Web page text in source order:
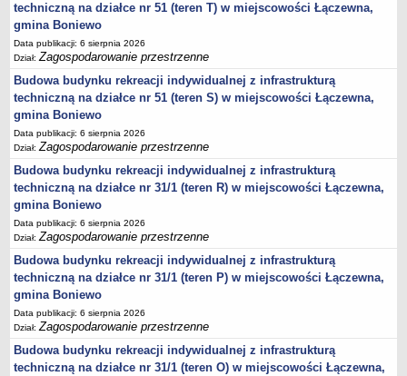
Plan postępowań o udzielenie zamówień w 2018 roku
Plan postępowań o udzielenie zamówień w 2017 roku
Dług publiczny, Pomoc publiczna
Realizacja inwestycji
przetargi
Konkursy
elektronizacja zamówień publicznych
zamówienia do 170 000 PLN
PRAWO LOKALNE
Statut
Uchwały
Projekty uchwał
Zarządzenia
Protokoły
Opłaty i podatki
Zagospodarowanie przestrzenne
techniczną na działce nr 51 (teren T) w miejscowości Łączewna,
gmina Boniewo
Data publikacji: 6 sierpnia 2026
Dział:Zagospodarowanie przestrzenne
Budowa budynku rekreacji indywidualnej z infrastrukturą
techniczną na działce nr 51 (teren S) w miejscowości Łączewna,
gmina Boniewo
Data publikacji: 6 sierpnia 2026
Dział:Zagospodarowanie przestrzenne
Budowa budynku rekreacji indywidualnej z infrastrukturą
techniczną na działce nr 31/1 (teren R) w miejscowości Łączewna,
gmina Boniewo
Data publikacji: 6 sierpnia 2026
Dział:Zagospodarowanie przestrzenne
Budowa budynku rekreacji indywidualnej z infrastrukturą
techniczną na działce nr 31/1 (teren P) w miejscowości Łączewna,
gmina Boniewo
Data publikacji: 6 sierpnia 2026
Dział:Zagospodarowanie przestrzenne
Budowa budynku rekreacji indywidualnej z infrastrukturą
techniczną na działce nr 31/1 (teren O) w miejscowości Łączewna,